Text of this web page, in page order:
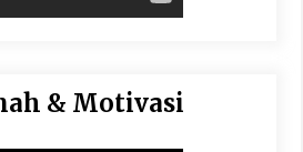
& Motivasi